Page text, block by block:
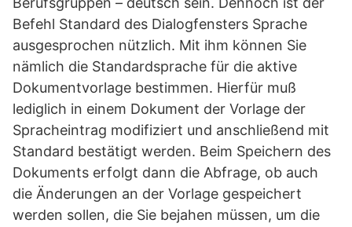
Befehl Standard des Dialogfensters Sprache
ausgesprochen nützlich. Mit ihm können Sie
nämlich die Standardsprache für die aktive
Dokumentvorlage bestimmen. Hierfür muß
lediglich in einem Dokument der Vorlage der
Spracheintrag modifiziert und anschließend mit
Standard bestätigt werden. Beim Speichern des
Dokuments erfolgt dann die Abfrage, ob auch
die Änderungen an der Vorlage gespeichert
werden sollen, die Sie bejahen müssen, um die